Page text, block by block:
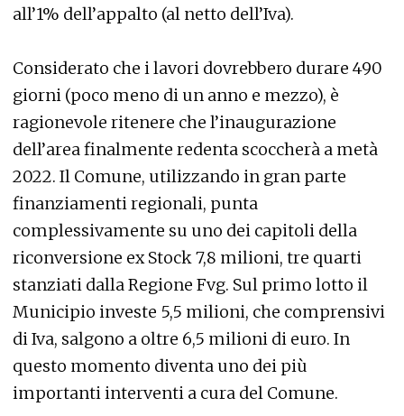
all’1% dell’appalto (al netto dell’Iva).
Considerato che i lavori dovrebbero durare 490
giorni (poco meno di un anno e mezzo), è
ragionevole ritenere che l’inaugurazione
dell’area finalmente redenta scoccherà a metà
2022. Il Comune, utilizzando in gran parte
finanziamenti regionali, punta
complessivamente su uno dei capitoli della
riconversione ex Stock 7,8 milioni, tre quarti
stanziati dalla Regione Fvg. Sul primo lotto il
Municipio investe 5,5 milioni, che comprensivi
di Iva, salgono a oltre 6,5 milioni di euro. In
questo momento diventa uno dei più
importanti interventi a cura del Comune.